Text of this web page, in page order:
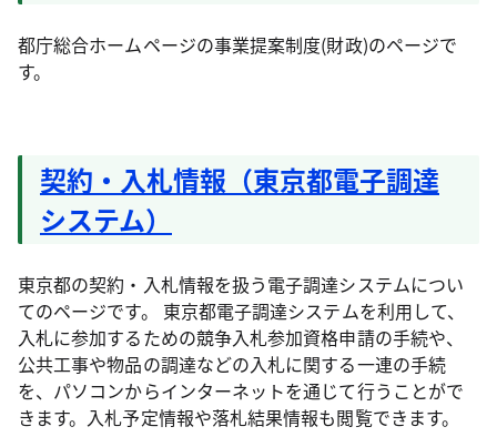
都庁総合ホームページの事業提案制度(財政)のページで
す。
契約・入札情報（東京都電子調達
システム）
東京都の契約・入札情報を扱う電子調達システムについ
てのページです。 東京都電子調達システムを利用して、
入札に参加するための競争入札参加資格申請の手続や、
公共工事や物品の調達などの入札に関する一連の手続
を、パソコンからインターネットを通じて行うことがで
きます。入札予定情報や落札結果情報も閲覧できます。